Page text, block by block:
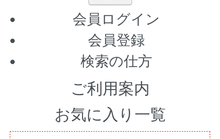
会員ログイン
会員登録
検索の仕方
ご利用案内
お気に入り一覧